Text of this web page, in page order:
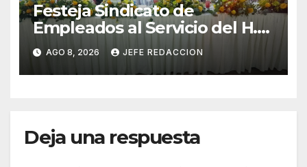
Festeja Sindicato de
Empleados al Servicio del H.
Ayuntamiento de LZC Día del
Empleado Municipal
AGO 8, 2026 JEFE REDACCION
Deja una respuesta